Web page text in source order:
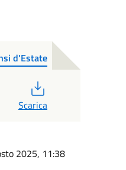
d'Estate
Scarica
2025, 11:38